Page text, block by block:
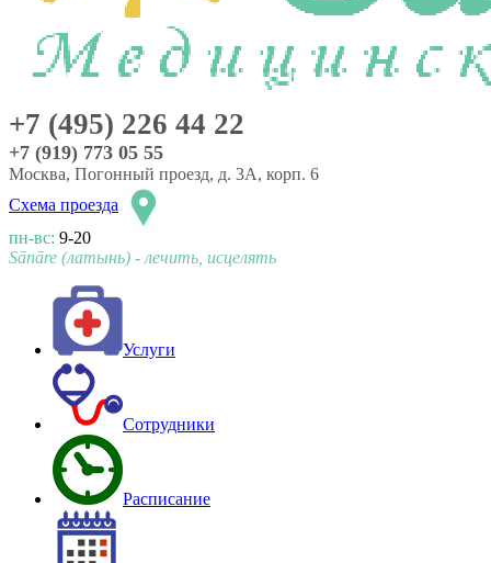
+7 (495) 226 44 22
+7 (919) 773 05 55
Москва, Погонный проезд, д. 3А, корп. 6
Схема проезда
пн-вс: 9-20
Sānāre (латынь) - лечить, исцелять
Услуги
Сотрудники
Расписание